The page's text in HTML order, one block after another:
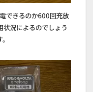
できるのか600回充放
況によるのでしょう